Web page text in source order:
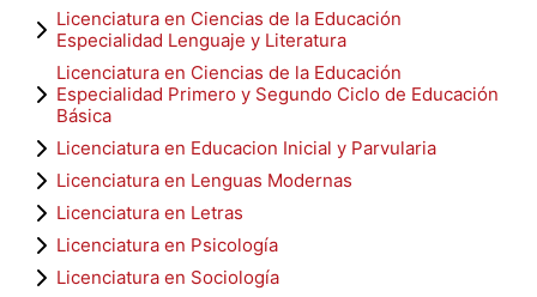
Licenciatura en Ciencias de la Educación
Especialidad Lenguaje y Literatura
Licenciatura en Ciencias de la Educación
Especialidad Primero y Segundo Ciclo de Educación
Básica
Licenciatura en Educacion Inicial y Parvularia
Licenciatura en Lenguas Modernas
Licenciatura en Letras
Licenciatura en Psicología
Licenciatura en Sociología